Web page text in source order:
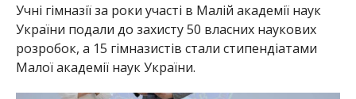
Учні гімназії за роки участі в Малій академії наук
України подали до захисту 50 власних наукових
розробок, а 15 гімназистів стали стипендіатами
Малої академії наук України.